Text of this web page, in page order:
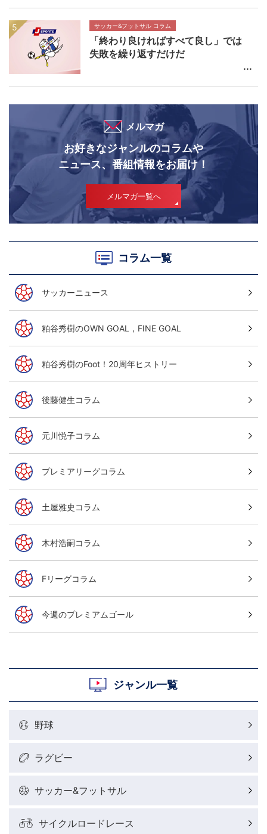
×帝京長岡高校マッチレビュー
サッカー&フットサル コラム
「終わり良ければすべて良し」では
失敗を繰り返すだけだ
メルマガ
お好きなジャンルのコラムや
ニュース、番組情報をお届け！
メルマガ一覧へ
コラム一覧
サッカーニュース
粕谷秀樹のOWN GOAL，FINE GOAL
粕谷秀樹のFoot！20周年ヒストリー
後藤健生コラム
元川悦子コラム
プレミアリーグコラム
土屋雅史コラム
木村浩嗣コラム
Fリーグコラム
今週のプレミアムゴール
ジャンル一覧
野球
ラグビー
サッカー&フットサル
サイクルロードレース